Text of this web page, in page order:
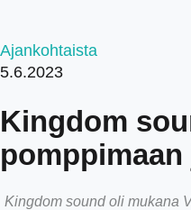
Ajankohtaista
5.6.2023
Kingdom
Kingdom sound oli mukana